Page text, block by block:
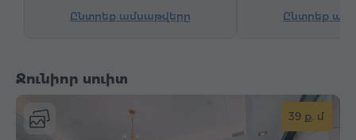
Արդուկ և սեղան
Ընտրեք ամսաթվերը Ընտրեք
Ջունիոր սուիտ
39 ք. մ